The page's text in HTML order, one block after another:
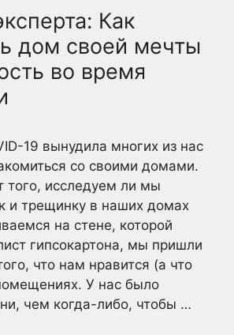
Как
дом своей мечты
во время
19 вынудила многих из нас
со своими домами.
того, исследуем ли мы
и трещинку в наших домах
на стене, которой
гипсокартона, мы пришли
что нам нравится (а что
У нас было
чем когда-либо, чтобы …